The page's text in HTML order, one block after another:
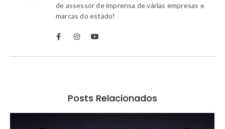
de assessor de imprensa de várias empresas e
marcas do estado!
Posts Relacionados